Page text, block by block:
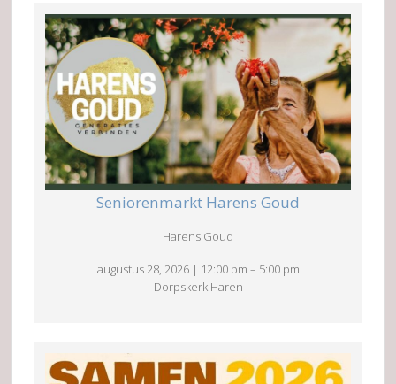
Seniorenmarkt Harens Goud
Harens Goud
augustus 28, 2026 | 12:00 pm – 5:00 pm
Dorpskerk Haren